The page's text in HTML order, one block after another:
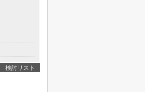
検討リスト